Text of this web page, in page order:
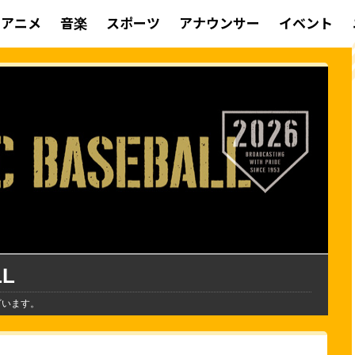
アニメ 音楽 スポーツ アナウンサー イベント
ます。